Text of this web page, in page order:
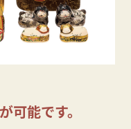
可能です。